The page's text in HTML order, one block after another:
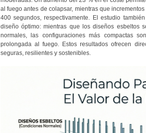
al fuego antes de colapsar, mientras que
400 segundos, respectivamente. El estudio
diseño óptimo: mientras que los diseños esbeltos
normales, las configuraciones más compactas
prolongada al fuego. Estos resultados ofrecen
seguras, resilientes y sostenibles.